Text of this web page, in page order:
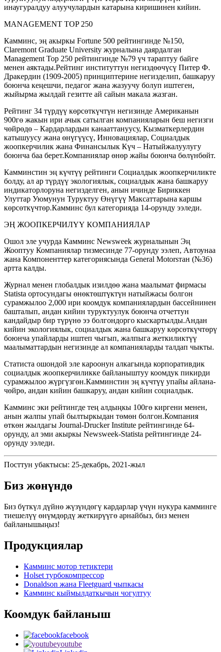
инаугуралдуу алуучулардын катарына киришинен кийин.
MANAGEMENT TOP 250
Камминс, эң акыркы Fortune 500 рейтингинде №150,
Claremont Graduate University журналына даярдалган
Management Top 250 рейтингинде №79 үч тараптуу байге
менен аяктады.Рейтинг институттун негиздөөчүсү Питер Ф.
Дракердин (1909-2005) принциптерине негизделип, башкаруу
боюнча кеңешчи, педагог жана жазуучу болуп иштеген,
жыйырма жылдай гезитте ай сайын макала жазган.
Рейтинг 34 түрдүү көрсөткүчтүн негизинде Американын
900гө жакын ири ачык сатылган компанияларын беш негизги
чөйрөдө – Кардарлардын канааттануусу, Кызматкерлердин
катышуусу жана өнүгүүсү, Инновациялар, Социалдык
жоопкерчилик жана Финансылык Күч – Натыйжалуулугу
боюнча баа берет.Компаниялар өнөр жайы боюнча бөлүнбөйт.
Камминстин эң күчтүү рейтинги Социалдык жоопкерчиликте
болду, ал ар түрдүү экологиялык, социалдык жана башкаруу
индикаторлоруна негизделген, анын ичинде Бириккен
Улуттар Уюмунун Туруктуу Өнүгүү Максаттарына каршы
көрсөткүчтөр.Камминс бул категорияда 14-орунду ээледи.
ЭҢ ЖООПКЕРЧИЛҮҮ КОМПАНИЯЛАР
Ошол эле учурда Камминс Newsweek журналынын Эң
Жооптуу Компаниялар тизмесинде 77-орунду ээлеп, Автоунаа
жана Компоненттер категориясында General Motorsтан (№36)
артта калды.
Журнал менен глобалдык изилдөө жана маалымат фирмасы
Statista ортосундагы өнөктөштүктүн натыйжасы болгон
сурамжылоо 2,000 ири коомдук компаниялардын бассейнинен
башталып, андан кийин туруктуулук боюнча отчеттун
кандайдыр бир түрүнө ээ болгондорго кыскартылды.Андан
кийин экологиялык, социалдык жана башкаруу көрсөткүчтөрү
боюнча упайларды иштеп чыгып, жалпыга жеткиликтүү
маалыматтардын негизинде ал компанияларды талдап чыкты.
Статиста ошондой эле кароонун алкагында корпоративдик
социалдык жоопкерчиликке байланыштуу коомдук пикирди
сурамжылоо жүргүзгөн.Камминстин эң күчтүү упайы айлана-
чөйрө, андан кийин башкаруу, андан кийин социалдык.
Камминс эки рейтингде тең алдыңкы 100гө киргени менен,
анын жалпы упай былтыркыдан төмөн болгон.Компания
өткөн жылдагы Journal-Drucker Institute рейтингинде 64-
орунду, ал эми акыркы Newsweek-Statista рейтингинде 24-
орунду ээледи.
Посттун убактысы: 25-декабрь, 2021-жыл
Биз жөнүндө
Биз бүткүл дүйнө жүзүндөгү кардарлар үчүн нукура камминге
тиешелүү өнүмдөрдү жеткирүүгө арнайбыз, биз менен
байланышыңыз!
Продукциялар
Камминс мотор тетиктери
Holset турбокомпрессор
Donaldson жана Fleetguard чыпкасы
Камминс кыймылдаткычын чогултуу
Коомдук байланыш
facebook
youtube